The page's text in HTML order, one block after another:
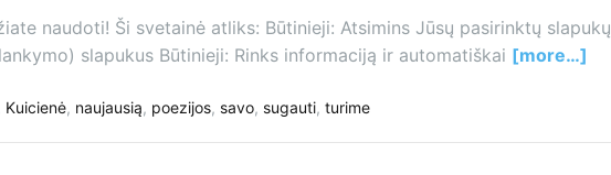
naudoti! Ši svetainė atliks: Būtinieji: Atsimins Jūsų pasirinktų slapukų
slapukus Būtinieji: Rinks informaciją ir automatiškai [more…]
Kuicienė, naujausią, poezijos, savo, sugauti, turime